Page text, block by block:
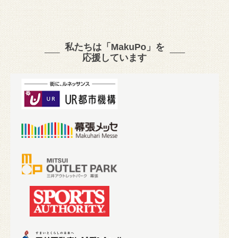
私たちは「MakuPo」を
応援しています